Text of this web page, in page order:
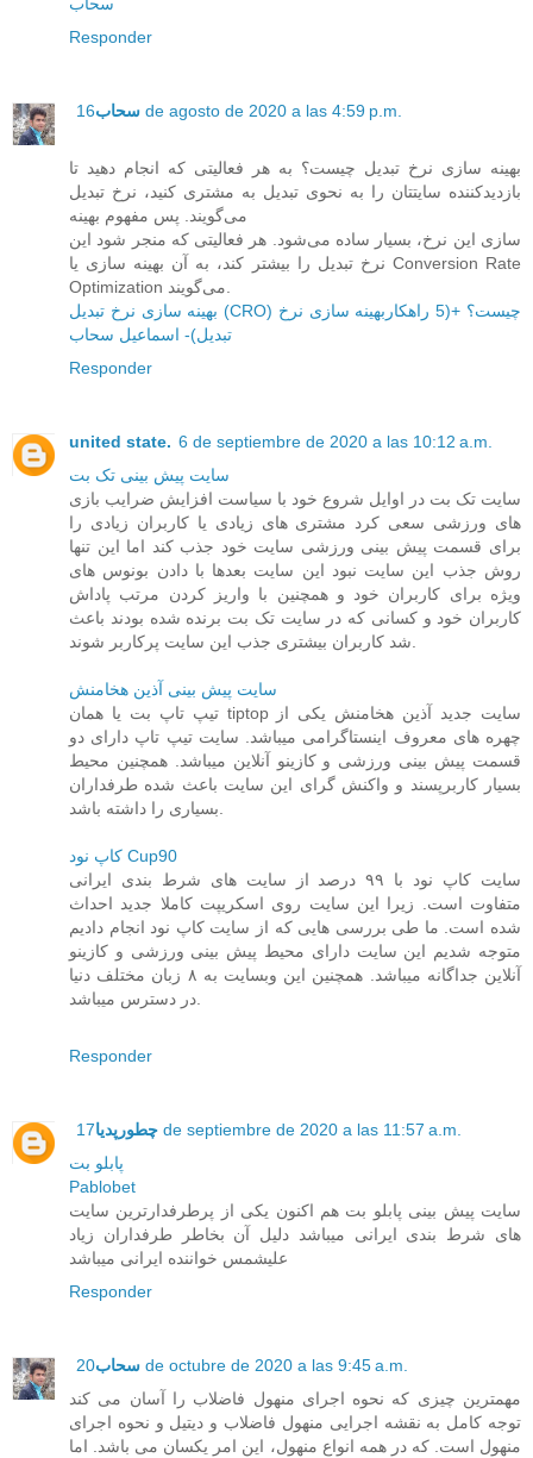
سحاب
Responder
سحاب 16 de agosto de 2020 a las 4:59 p.m.
بهینه سازی نرخ تبدیل چیست؟ به هر فعالیتی که انجام دهید تا
بازدیدکننده سایتتان را به نحوی تبدیل به مشتری کنید، نرخ تبدیل
می‌گویند. پس مفهوم بهینه
سازی این نرخ، بسیار ساده می‌شود. هر فعالیتی که منجر شود این
نرخ تبدیل را بیشتر کند، به آن بهینه سازی یا Conversion Rate
Optimization می‌گویند.
بهینه سازی نرخ تبدیل (CRO) چیست؟ +(5 راهکاربهینه سازی نرخ
تبدیل)- اسماعیل سحاب
Responder
united state. 6 de septiembre de 2020 a las 10:12 a.m.
سایت پیش بینی تک بت
سایت تک بت در اوایل شروع خود با سیاست افزایش ضرایب بازی
های ورزشی سعی کرد مشتری های زیادی یا کاربران زیادی را
برای قسمت پیش بینی ورزشی سایت خود جذب کند اما این تنها
روش جذب این سایت نبود این سایت بعدها با دادن بونوس های
ویژه برای کاربران خود و همچنین با واریز کردن مرتب پاداش
کاربران خود و کسانی که در سایت تک بت برنده شده بودند باعث
شد کاربران بیشتری جذب این سایت پرکاربر شوند.
سایت پیش بینی آذین هخامنش
تیپ تاپ بت یا همان tiptop سایت جدید آذین هخامنش یکی از
چهره های معروف اینستاگرامی میباشد. سایت تیپ تاپ دارای دو
قسمت پیش بینی ورزشی و کازینو آنلاین میباشد. همچنین محیط
بسیار کاربرپسند و واکنش گرای این سایت باعث شده طرفداران
بسیاری را داشته باشد.
کاپ نود Cup90
سایت کاپ نود با ۹۹ درصد از سایت های شرط بندی ایرانی
متفاوت است. زیرا این سایت روی اسکریپت کاملا جدید احداث
شده است. ما طی بررسی هایی که از سایت کاپ نود انجام دادیم
متوجه شدیم این سایت دارای محیط پیش بینی ورزشی و کازینو
آنلاین جداگانه میباشد. همچنین این وبسایت به ۸ زبان مختلف دنیا
در دسترس میباشد.
Responder
چطورپدیا 17 de septiembre de 2020 a las 11:57 a.m.
پابلو بت
Pablobet
سایت پیش بینی پابلو بت هم اکنون یکی از پرطرفدارترین سایت
های شرط بندی ایرانی میباشد دلیل آن بخاطر طرفداران زیاد
علیشمس خواننده ایرانی میباشد
Responder
سحاب 20 de octubre de 2020 a las 9:45 a.m.
مهمترین چیزی که نحوه اجرای منهول فاضلاب را آسان می کند
توجه کامل به نقشه اجرایی منهول فاضلاب و دیتیل و نحوه اجرای
منهول است. که در همه انواع منهول، این امر یکسان می باشد. اما